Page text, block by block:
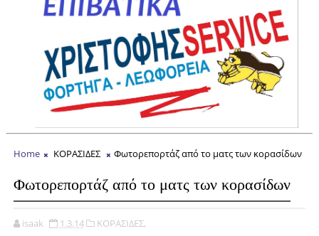
Home ΚΟΡΑΣΙΔΕΣ Φωτορεπορτάζ από το ματς των κορασίδων
Φωτορεπορτάζ από το ματς των κορασίδων
isaak 1.3.14 ΚΟΡΑΣΙΔΕΣ,